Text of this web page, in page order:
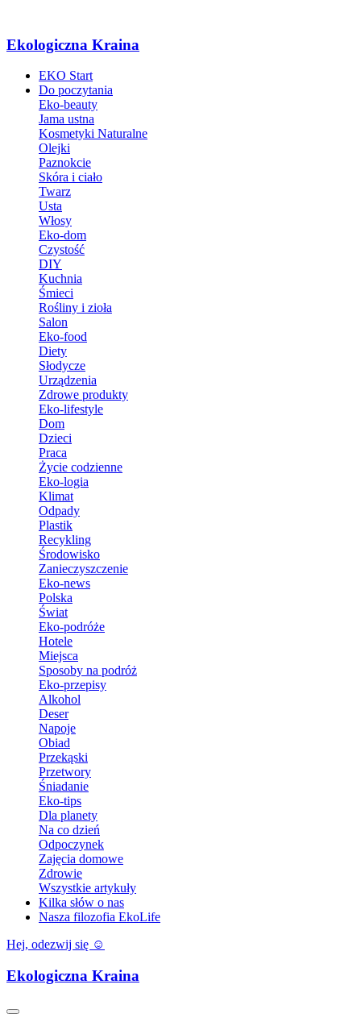
Ekologiczna Kraina
EKO Start
Do poczytania
Eko-beauty
Jama ustna
Kosmetyki Naturalne
Olejki
Paznokcie
Skóra i ciało
Twarz
Usta
Włosy
Eko-dom
Czystość
DIY
Kuchnia
Śmieci
Rośliny i zioła
Salon
Eko-food
Diety
Słodycze
Urządzenia
Zdrowe produkty
Eko-lifestyle
Dom
Dzieci
Praca
Życie codzienne
Eko-logia
Klimat
Odpady
Plastik
Recykling
Środowisko
Zanieczyszczenie
Eko-news
Polska
Świat
Eko-podróże
Hotele
Miejsca
Sposoby na podróż
Eko-przepisy
Alkohol
Deser
Napoje
Obiad
Przekąski
Przetwory
Śniadanie
Eko-tips
Dla planety
Na co dzień
Odpoczynek
Zajęcia domowe
Zdrowie
Wszystkie artykuły
Kilka słów o nas
Nasza filozofia EkoLife
Hej, odezwij się ☺️
Ekologiczna Kraina